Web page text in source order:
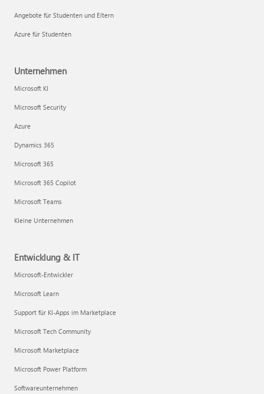
Angebote für Studenten und Eltern
Azure für Studenten
Unternehmen
Microsoft KI
Microsoft Security
Azure
Dynamics 365
Microsoft 365
Microsoft 365 Copilot
Microsoft Teams
Kleine Unternehmen
Entwicklung & IT
Microsoft-Entwickler
Microsoft Learn
Support für KI-Apps im Marketplace
Microsoft Tech Community
Microsoft Marketplace
Microsoft Power Platform
Softwareunternehmen